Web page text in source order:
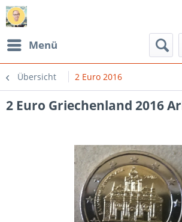
Menü
Übersicht 2 Euro 2016
2 Euro Griechenland 2016